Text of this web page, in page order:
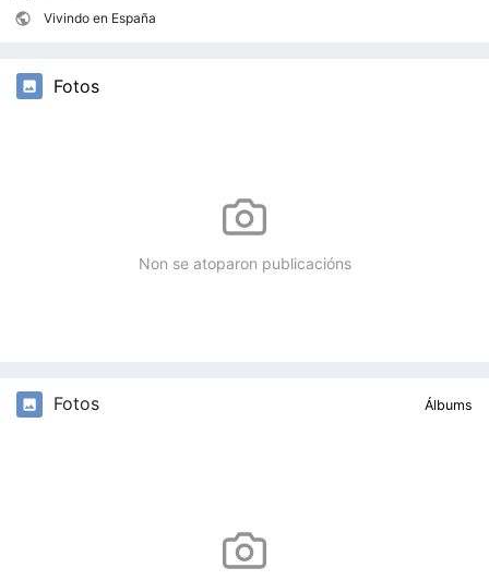
Vivindo en España
Fotos
Non se atoparon publicacións
Fotos Álbums